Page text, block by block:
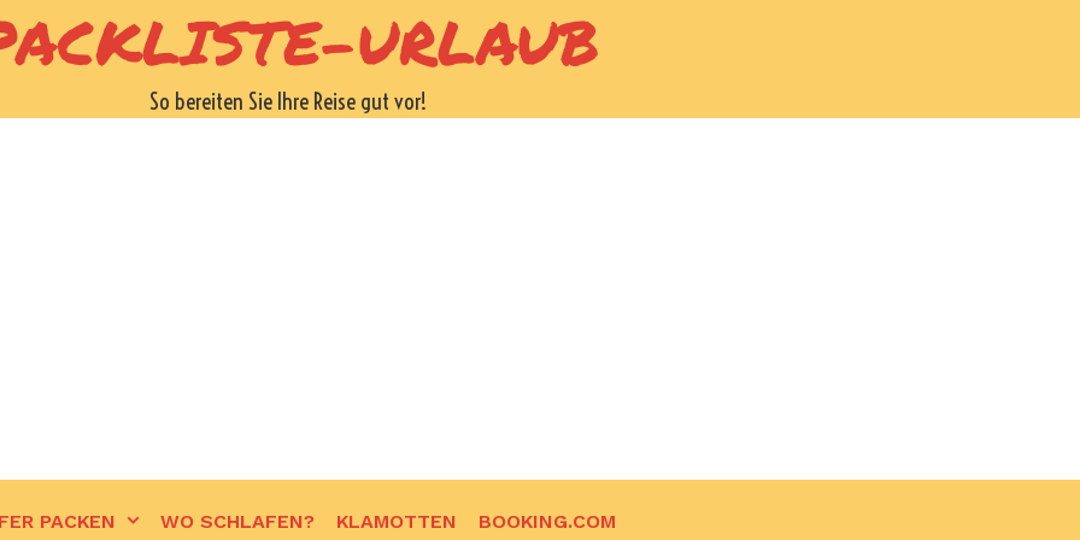
URLAUB
So bereiten Sie Ihre Reise gut vor!
PACKEN WO SCHLAFEN? KLAMOTTEN BOOKING.COM